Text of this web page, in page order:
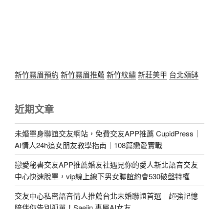
新竹霧眉預約 新竹霧眉推薦 新竹紋繡新莊美甲 台北頌缽
近期文章
未婚單身聯誼交友網站，免費交友APP推薦 CupidPress｜
AI情人24h追女朋友教學指南｜108篇戀愛實戰
戀愛秘書交友APP推薦婚友社遇見你的愛人新北語音交友
中心快速脫單，vip線上線下男女聯誼約會530破盤特權
交友中心私密語音情人推薦台北未婚聯誼首選｜超強記憶